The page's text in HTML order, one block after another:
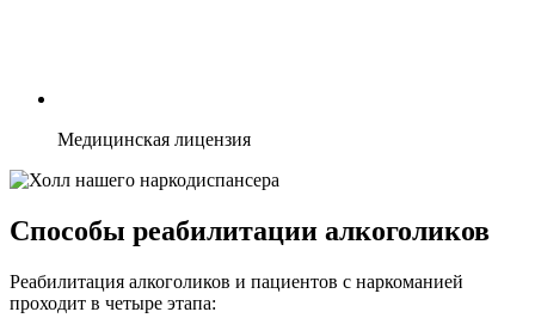
Медицинская лицензия
Способы реабилитации алкоголиков
Реабилитация алкоголиков и пациентов с наркоманией
проходит в четыре этапа: